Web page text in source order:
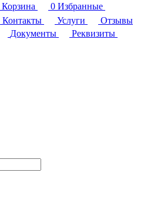
Корзина 0 Избранные
Контакты Услуги
Отзывы
Документы
Реквизиты